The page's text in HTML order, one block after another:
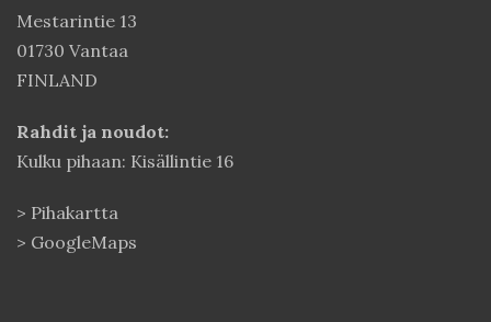
Mestarintie 13
01730 Vantaa
FINLAND
Rahdit ja noudot:
Kulku pihaan: Kisällintie 16
> Pihakartta
> GoogleMaps